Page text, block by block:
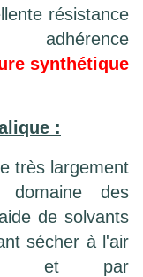
résistance
synthétique
:
très largement
domaine des
de solvants
sécher à l'air
et par